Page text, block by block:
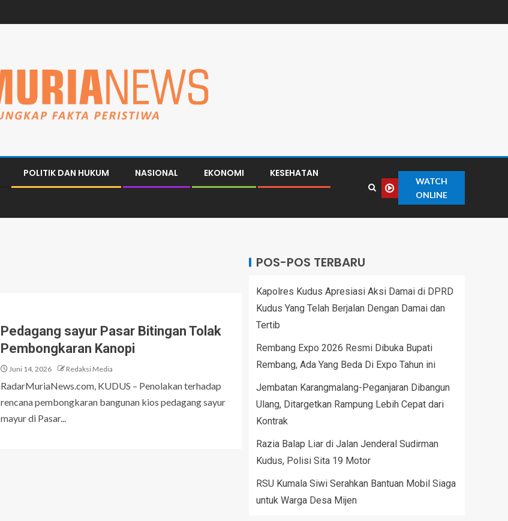
POLITIK DAN HUKUM NASIONAL EKONOMI KESEHATAN
WATCH
ONLINE
Pedagang sayur Pasar Bitingan Tolak
Pembongkaran Kanopi
Juni 14, 2026 Redaksi Media
RadarMuriaNews.com, KUDUS – Penolakan terhadap
rencana pembongkaran bangunan kios pedagang sayur
mayur di Pasar...
POS-POS TERBARU
Kapolres Kudus Apresiasi Aksi Damai di DPRD
Kudus Yang Telah Berjalan Dengan Damai dan
Tertib
Rembang Expo 2026 Resmi Dibuka Bupati
Rembang, Ada Yang Beda Di Expo Tahun ini
Jembatan Karangmalang-Peganjaran Dibangun
Ulang, Ditargetkan Rampung Lebih Cepat dari
Kontrak
Razia Balap Liar di Jalan Jenderal Sudirman
Kudus, Polisi Sita 19 Motor
RSU Kumala Siwi Serahkan Bantuan Mobil Siaga
untuk Warga Desa Mijen